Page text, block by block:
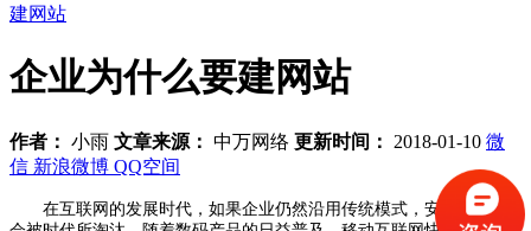
建网站
企业为什么要建网站
作者： 小雨 文章来源： 中万网络 更新时间： 2018-01-10 微
信 新浪微博 QQ空间
在互联网的发展时代，如果企业仍然沿用传统模式，安于现状终